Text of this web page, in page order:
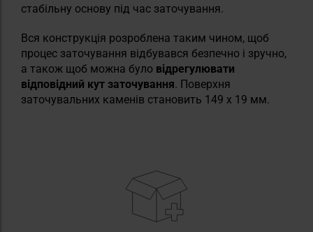
стабільну основу під час заточування.
Вся конструкція розроблена таким чином, щоб
процес заточування відбувався безпечно і зручно,
а також щоб можна було відрегулювати
відповідний кут заточування. Поверхня
заточувальних каменів становить 149 x 19 мм.